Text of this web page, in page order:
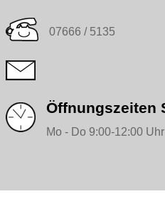
07666 / 5135
Öffnungszeiten
Mo - Do 9:00-12:00 Uhr